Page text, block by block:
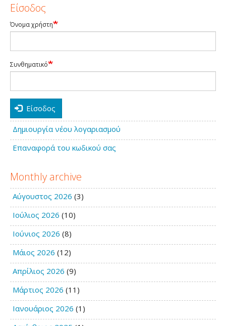
Είσοδος
Όνομα χρήστη
Συνθηματικό
Είσοδος
Δημιουργία νέου λογαριασμού
Επαναφορά του κωδικού σας
Monthly archive
Αύγουστος 2026 (3)
Ιούλιος 2026 (10)
Ιούνιος 2026 (8)
Μάιος 2026 (12)
Απρίλιος 2026 (9)
Μάρτιος 2026 (11)
Ιανουάριος 2026 (1)